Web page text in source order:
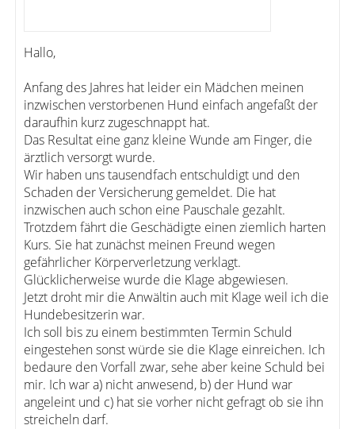
Hallo,
Anfang des Jahres hat leider ein Mädchen meinen
inzwischen verstorbenen Hund einfach angefaßt der
daraufhin kurz zugeschnappt hat.
Das Resultat eine ganz kleine Wunde am Finger, die
ärztlich versorgt wurde.
Wir haben uns tausendfach entschuldigt und den
Schaden der Versicherung gemeldet. Die hat
inzwischen auch schon eine Pauschale gezahlt.
Trotzdem fährt die Geschädigte einen ziemlich harten
Kurs. Sie hat zunächst meinen Freund wegen
gefährlicher Körperverletzung verklagt.
Glücklicherweise wurde die Klage abgewiesen.
Jetzt droht mir die Anwältin auch mit Klage weil ich die
Hundebesitzerin war.
Ich soll bis zu einem bestimmten Termin Schuld
eingestehen sonst würde sie die Klage einreichen. Ich
bedaure den Vorfall zwar, sehe aber keine Schuld bei
mir. Ich war a) nicht anwesend, b) der Hund war
angeleint und c) hat sie vorher nicht gefragt ob sie ihn
streicheln darf.